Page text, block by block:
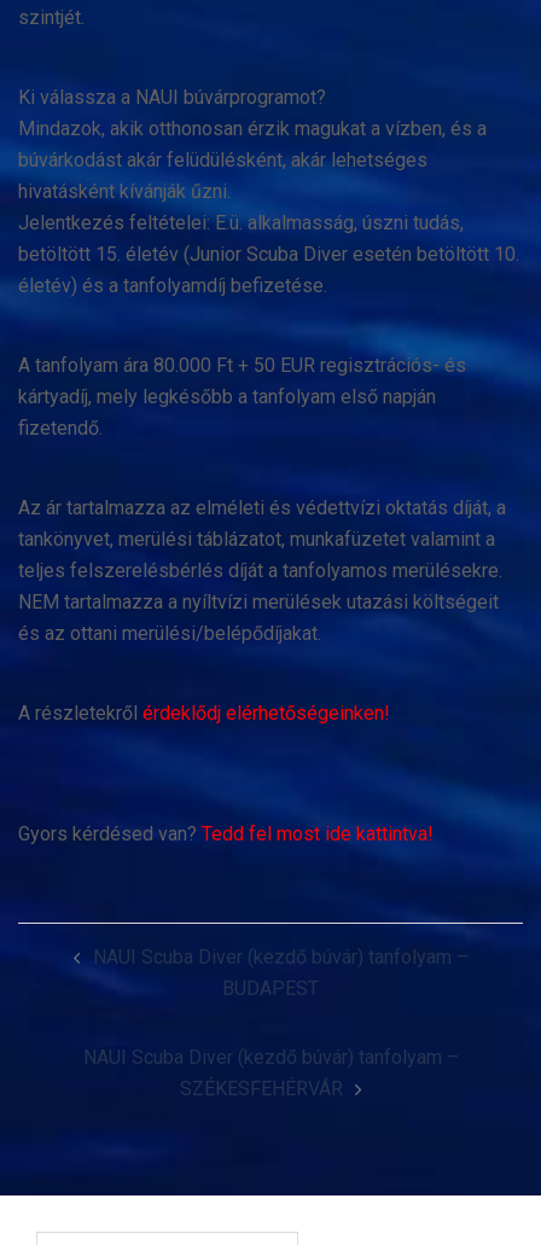
szintjét.
Ki válassza a NAUI búvárprogramot?
Mindazok, akik otthonosan érzik magukat a vízben, és a
búvárkodást akár felüdülésként, akár lehetséges
hivatásként kívánják űzni.
Jelentkezés feltételei: E.ü. alkalmasság, úszni tudás,
betöltött 15. életév (Junior Scuba Diver esetén betöltött 10.
életév) és a tanfolyamdíj befizetése.
A tanfolyam ára 80.000 Ft + 50 EUR regisztrációs- és
kártyadíj, mely legkésőbb a tanfolyam első napján
fizetendő.
Az ár tartalmazza az elméleti és védettvízi oktatás díját, a
tankönyvet, merülési táblázatot, munkafüzetet valamint a
teljes felszerelésbérlés díját a tanfolyamos merülésekre.
NEM tartalmazza a nyíltvízi merülések utazási költségeit
és az ottani merülési/belépődíjakat.
A részletekről érdeklődj elérhetőségeinken!
Gyors kérdésed van? Tedd fel most ide kattintva!
navigationNAUI Scuba Diver (kezdő búvár) tanfolyam –
BUDAPEST
NAUI Scuba Diver (kezdő búvár) tanfolyam –
SZÉKESFEHÉRVÁR